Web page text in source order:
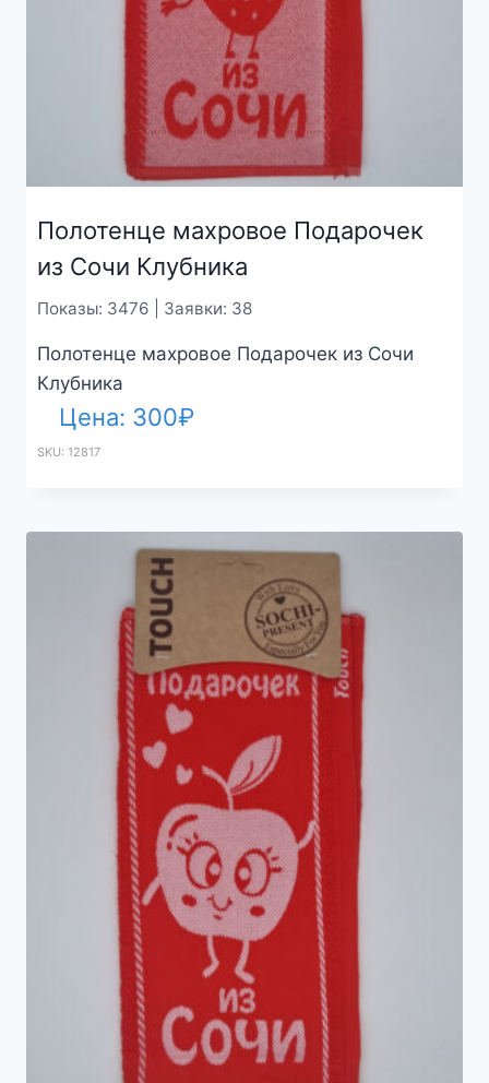
Полотенце махровое Подарочек
из Сочи Клубника
Показы: 3476 | Заявки: 38
Полотенце махровое Подарочек из Сочи
Клубника
Цена: 300₽
SKU: 12817